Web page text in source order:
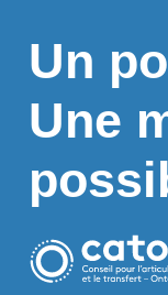
Un
Une